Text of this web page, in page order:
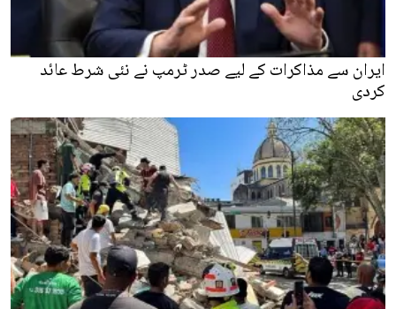
ایران سے مذاکرات کے لیے صدر ٹرمپ نے نئی شرط عائد
کردی